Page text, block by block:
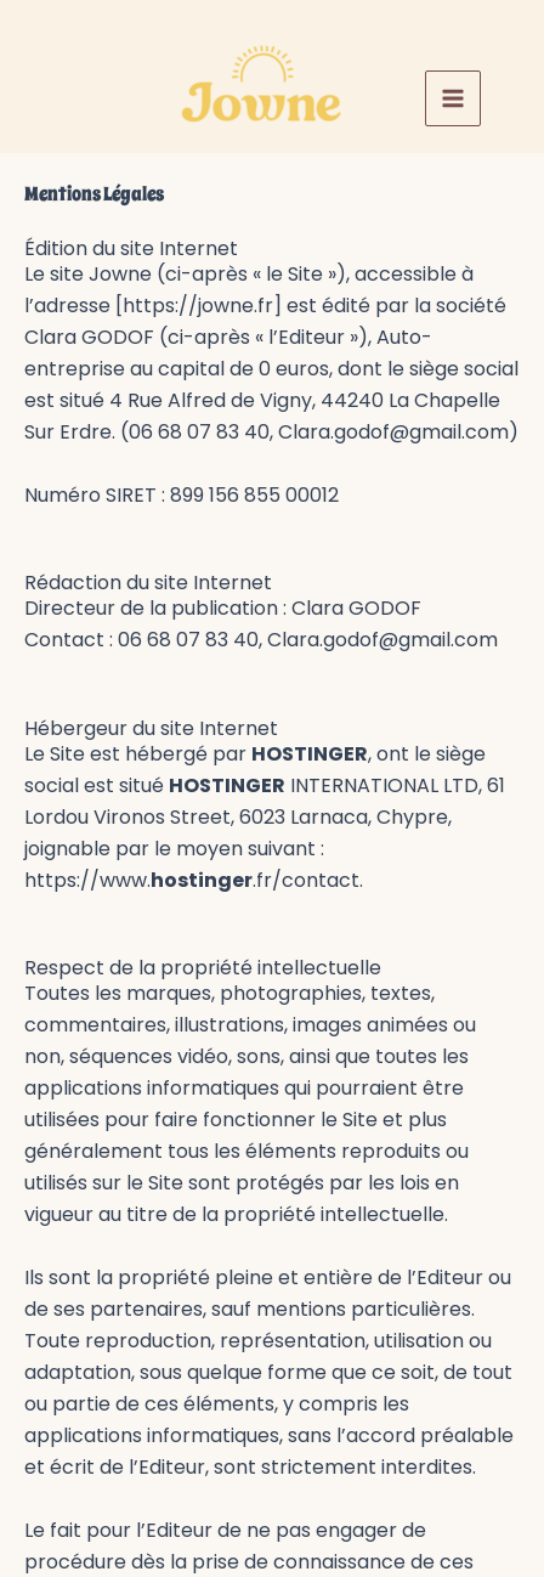
Mentions Légales
Édition du site Internet
Le site Jowne (ci-après « le Site »), accessible à
l’adresse [https://jowne.fr] est édité par la société
Clara GODOF (ci-après « l’Editeur »), Auto-
entreprise au capitalde 0 euros, dont le siège social
est situé 4 Rue Alfred de Vigny, 44240 La Chapelle
Sur Erdre. (06 68 07 83 40, Clara.godof@gmail.com)
Numéro SIRET : 899 156 855 00012
Rédaction du site Internet
Directeur de la publication : Clara GODOF
Contact : 06 68 07 83 40, Clara.godof@gmail.com
Hébergeur du site Internet
Le Site est hébergé par HOSTINGER, ont le siège
social est situé HOSTINGER INTERNATIONAL LTD, 61
Lordou Vironos Street, 6023 Larnaca, Chypre,
joignable par le moyen suivant :
https://www.hostinger.fr/contact.
Respect de la propriété intellectuelle
Toutes les marques, photographies, textes,
commentaires, illustrations, images animées ou
non, séquences vidéo, sons, ainsi que toutes les
applications informatiques qui pourraient être
utilisées pour faire fonctionner le Site et plus
généralement tous les éléments reproduits ou
utilisés sur le Site sont protégés par les lois en
vigueur au titre de la propriété intellectuelle.
Ils sont la propriété pleine et entière de l’Editeur ou
de ses partenaires, sauf mentions particulières.
Toute reproduction, représentation, utilisation ou
adaptation, sous quelque forme que ce soit, de tout
ou partie de ces éléments, y compris les
applications informatiques, sans l’accord préalable
et écrit de l’Editeur, sont strictement interdites.
Le fait pour l’Editeur de ne pas engager de
procédure dès la prise de connaissance de ces